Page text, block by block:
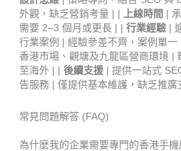
外觀，缺乏營銷考量 | |
上線時間 |
需要 2–3 個月或更長 | |行業經驗 |
行業案例 | 經驗參差不齊，案例單
香港市場、觀塘及九龍區營商環境 |
至海外 | |後續支援 | 提供一站式
告服務 | 僅提供基本維護，缺乏推廣
常見問題解答 (FAQ)
為什麼我的企業需要專門的香港手機